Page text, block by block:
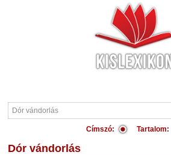
Címszó: Tartalom:
Dór vándorlás